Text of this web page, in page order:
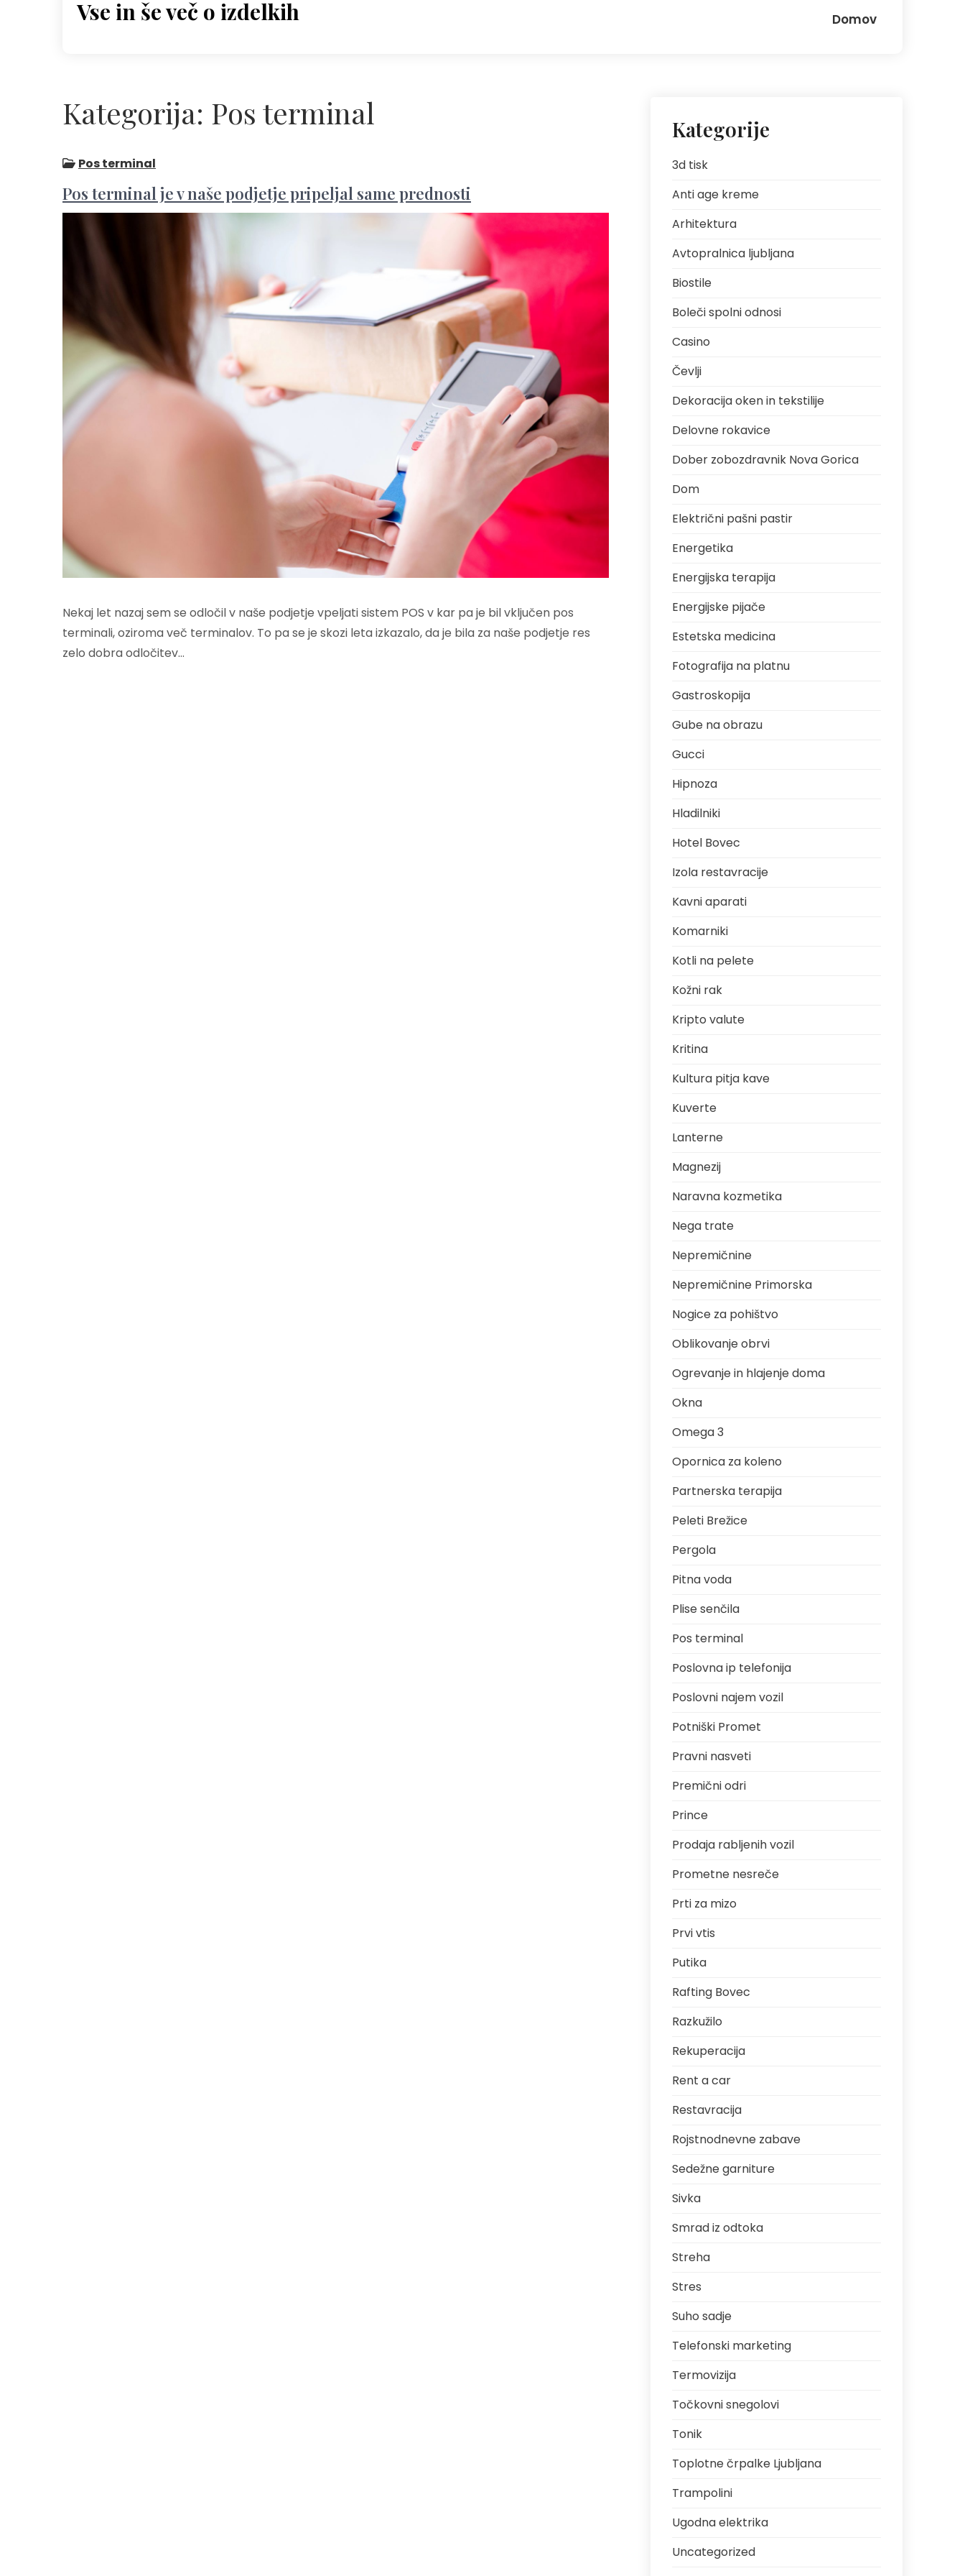
Vse in še več o izdelkih Domov
Kategorija: Pos terminal
Pos terminal
Pos terminal je v naše podjetje pripeljal same prednosti
Nekaj let nazaj sem se odločil v naše podjetje vpeljati sistem POS v kar pa je bil vključen pos
terminali, oziroma več terminalov. To pa se je skozi leta izkazalo, da je bila za naše podjetje res
zelo dobra odločitev…
Kategorije
3d tisk
Anti age kreme
Arhitektura
Avtopralnica ljubljana
Biostile
Boleči spolni odnosi
Casino
Čevlji
Dekoracija oken in tekstilije
Delovne rokavice
Dober zobozdravnik Nova Gorica
Dom
Električni pašni pastir
Energetika
Energijska terapija
Energijske pijače
Estetska medicina
Fotografija na platnu
Gastroskopija
Gube na obrazu
Gucci
Hipnoza
Hladilniki
Hotel Bovec
Izola restavracije
Kavni aparati
Komarniki
Kotli na pelete
Kožni rak
Kripto valute
Kritina
Kultura pitja kave
Kuverte
Lanterne
Magnezij
Naravna kozmetika
Nega trate
Nepremičnine
Nepremičnine Primorska
Nogice za pohištvo
Oblikovanje obrvi
Ogrevanje in hlajenje doma
Okna
Omega 3
Opornica za koleno
Partnerska terapija
Peleti Brežice
Pergola
Pitna voda
Plise senčila
Pos terminal
Poslovna ip telefonija
Poslovni najem vozil
Potniški Promet
Pravni nasveti
Premični odri
Prince
Prodaja rabljenih vozil
Prometne nesreče
Prti za mizo
Prvi vtis
Putika
Rafting Bovec
Razkužilo
Rekuperacija
Rent a car
Restavracija
Rojstnodnevne zabave
Sedežne garniture
Sivka
Smrad iz odtoka
Streha
Stres
Suho sadje
Telefonski marketing
Termovizija
Točkovni snegolovi
Tonik
Toplotne črpalke Ljubljana
Trampolini
Ugodna elektrika
Uncategorized